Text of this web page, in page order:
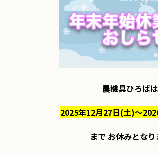
農機具ひろばは
2025年12月27日(土)～
まで お休みとなり